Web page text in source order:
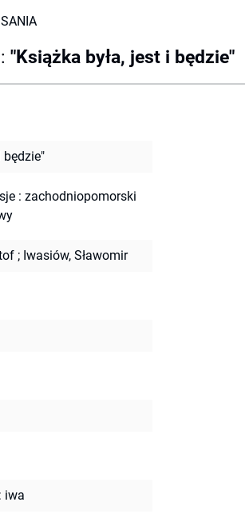
: "Książka była, jest i będzie"
będzie"
: zachodniopomorski
; Iwasiów, Sławomir
: iwa